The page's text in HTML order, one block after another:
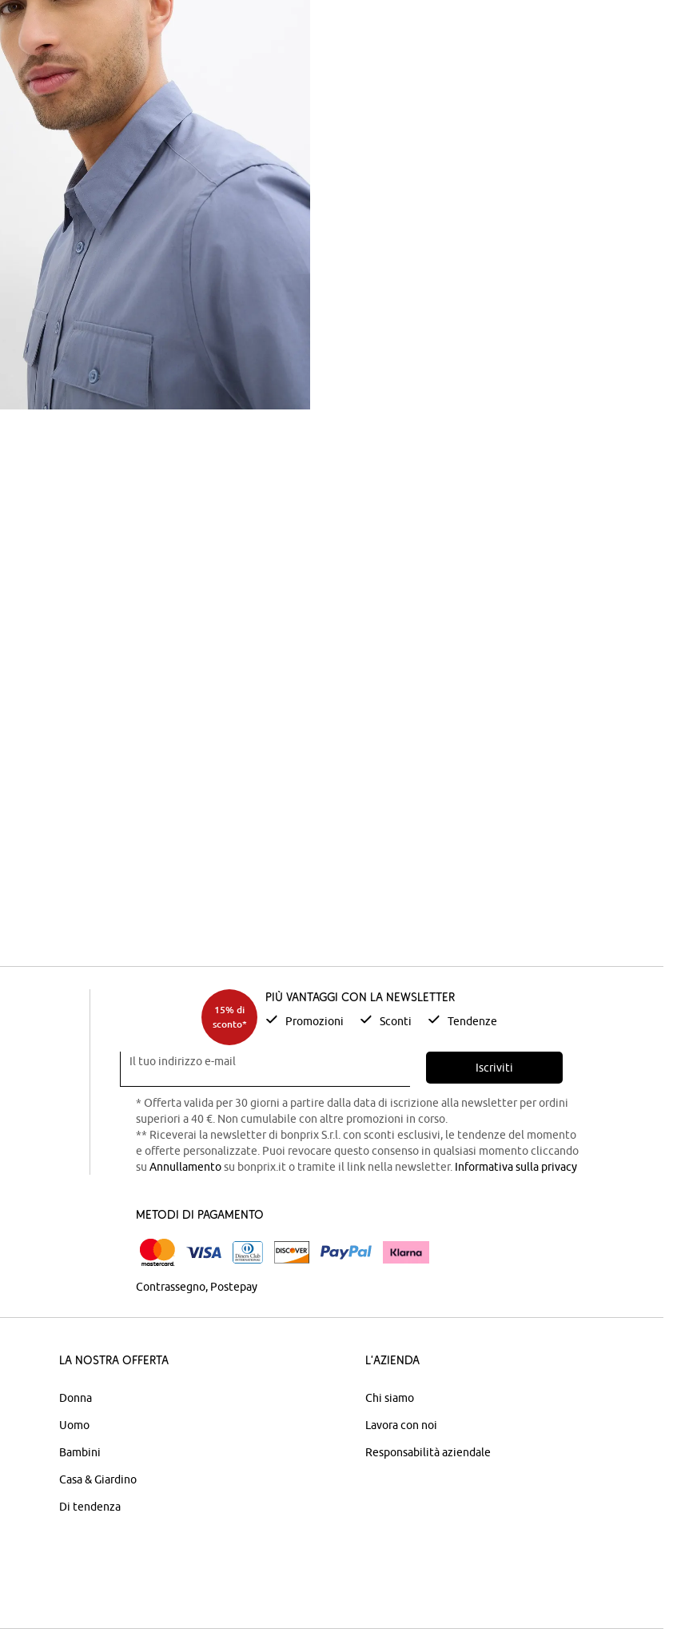
15% di
sconto*
Più vantaggi con la newsletter
Promozioni Sconti Tendenze
Il tuo indirizzo e-mail Iscriviti
* Offerta valida per 30 giorni a partire dalla data di iscrizione alla newsletter per ordini
superiori a 40 €. Non cumulabile con altre promozioni in corso.
** Riceverai la newsletter di bonprix S.r.l. con sconti esclusivi, le tendenze del momento
e offerte personalizzate. Puoi revocare questo consenso in qualsiasi momento cliccando
su Annullamentosu bonprix.it o tramite il link nella newsletter. Informativa sulla privacy
Metodi di pagamento
Contrassegno Postepay
La nostra offerta
Donna
Uomo
Bambini
Casa & Giardino
Di tendenza
L'azienda
Chi siamo
Lavora con noi
Responsabilità aziendale